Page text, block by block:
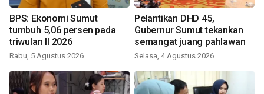
BPS: Ekonomi Sumut
tumbuh 5,06 persen pada
triwulan II 2026
Rabu, 5 Agustus 2026
Pelantikan DHD 45,
Gubernur Sumut tekankan
semangat juang pahlawan
Selasa, 4 Agustus 2026